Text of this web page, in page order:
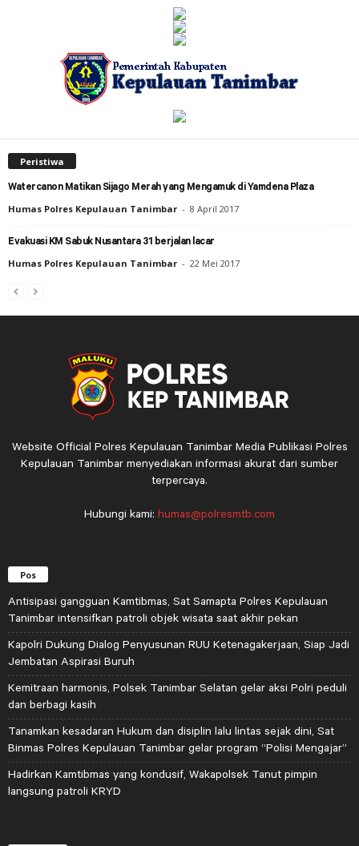
Peristiwa
Watercanon Matikan Sijago Merah yang Mengamuk di Yamdena Plaza
Humas Polres Kepulauan Tanimbar - 8 April 2017
Evakuasi KM Sabuk Nusantara 31 berjalan lacar
Humas Polres Kepulauan Tanimbar - 22 Mei 2017
Website Official Polres Kepulauan Tanimbar Media Publikasi Polres
Kepulauan Tanimbar menyediakan informasi akurat dari sumber
terpercaya.
Hubungi kami: humas@polresmtb.com
Pos
Antisipasi gangguan Kamtibmas, Sat Samapta Polres Kepulauan
Tanimbar intensifkan patroli objek wisata saat akhir pekan
Kapolri Dukung Dialog Penyusunan RUU Ketenagakerjaan, Siap Jadi
Jembatan Aspirasi Buruh
Kemitraan harmonis, Polsek Tanimbar Selatan gelar aksi Polri peduli
dan berbagi kasih
Tanamkan kesadaran Hukum dan disiplin lalu lintas sejak dini, Sat
Binmas Polres Kepulauan Tanimbar gelar program “Polisi Mengajar”
Hadirkan Kamtibmas yang kondusif, Wakapolsek Tanut pimpin
langsung patroli KRYD